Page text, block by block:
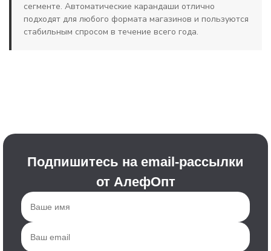
сегменте. Автоматические карандаши отлично
подходят для любого формата магазинов и пользуются
стабильным спросом в течение всего года.
Подпишитесь на email-рассылки
от АлефОпт